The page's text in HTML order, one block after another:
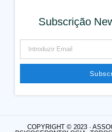
Subscrição
COPYRIGHT © 2023 ·